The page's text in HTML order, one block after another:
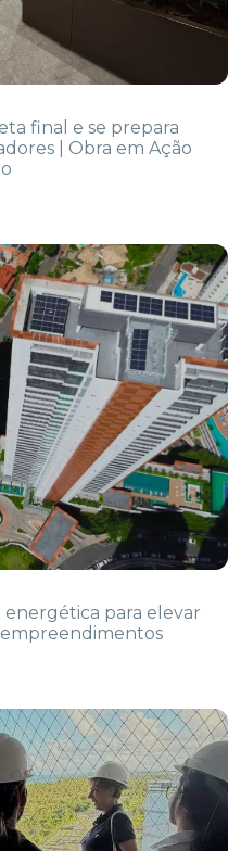
final e se prepara
| Obra em Ação
energética para elevar